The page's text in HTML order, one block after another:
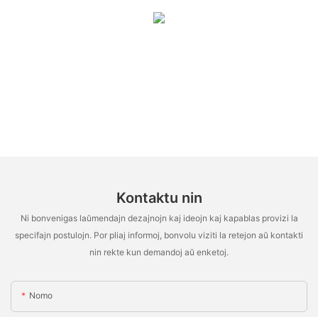
Kontaktu nin
Ni bonvenigas laŭmendajn dezajnojn kaj ideojn kaj kapablas provizi la
specifajn postulojn. Por pliaj informoj, bonvolu viziti la retejon aŭ kontakti
nin rekte kun demandoj aŭ enketoj.
Nomo